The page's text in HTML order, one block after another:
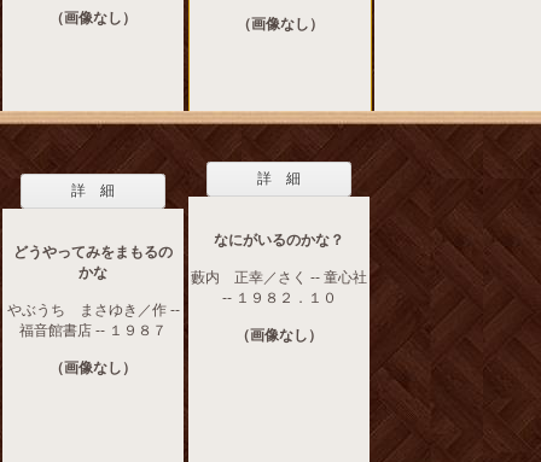
（画像なし） （画像なし）
詳 細
どうやってみをまもるの
かな
やぶうち まさゆき／作 --
福音館書店 -- １９８７
（画像なし）
詳 細
なにがいるのかな？
藪内 正幸／さく -- 童心社
-- １９８２．１０
（画像なし）